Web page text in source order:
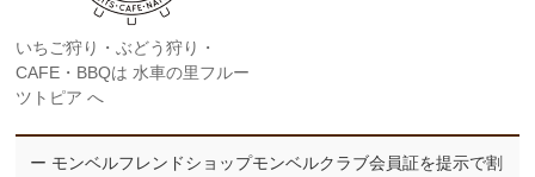
いちご狩り・ぶどう狩り・
CAFE・BBQは 水車の里フルー
ツトピア へ
ー モンベルフレンドショップモンベルクラブ会員証を提示で割